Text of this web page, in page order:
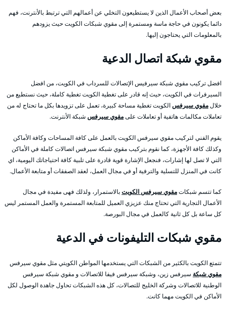
بعض أصحاب الأعمال الذين لا يستطيعون التخلي عن أعمالهم التي ترتبط بالأنترنت، فهم
دائما يكونون في حاجة ماسة ومستمرة إلى مقوي شبكات الكويت حيث يزودهم
بالمعلومات التي يحتاجون إليها.
مقوي شبكة اتصال الدعية
افضل تركيب مقوي شبكة سيرفيس الإتصالات للسرداب في الكويت، من افضل
السيرفرات في الكويت، حيث إنه قادر على تغطية الكويت تغطية كاملة، حيث نستطيع من
خلالمقوي سيرفسالكويت تغطية مساحة كبيرة، تعمل على تزويدها بكل ما تحتاج له من
تعاملات مكالمات هاتفية أو تعاملات علىمقوي سيرفس شبكة الأنترنت.
يقوم الفني لتركيب مقوي سيرفس الكويت بالعمل على كافة المساحات وكافة الأماكن
وكذلك كافة الأجهزة، كما نقوم بتركيب مقوي شبكة سيرفس اتصالات كاملة في الأماكن
التي لا تصل لها إشارات، فنجعل الإشارة قوية قادرة على تلبية كافة احتياجاتك اليومية، اي
كانت في المنزل للتسلية والترفية أو في مجال العمل، لعقد الصفقات أو متابعة الأعمال.
كما تتسم شبكاتمقوي سيرفس الكويتبالاستمرار، ولذلك فهى مفيدة في مجال
الأعمال التجارية التي تحتاج منك عزيزي العميل للمتابعة المستمرة والعمل المستمر ليس
كل ساعة بل كل ثانية كالعمل في مجال البورصة.
مقوي شبكات التليفونات في الدعية
تتمتع الكويت بالكثير من الشبكات التي يستخدمها المواطن الكويتي مثل مقوي سيرفس
مقوي شبكة سيرفس زين، وشبكة سيرفس فيفا للاتصالات و مقوي شبكة سيرفس
الوطنية للاتصالات وشركة الخليج للتصالات، كل هذه الشبكات تحاول جاهدة الوصول لكل
الأماكن في الكويت مهما كانت.